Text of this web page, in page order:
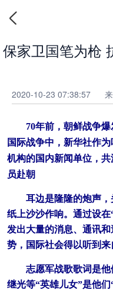
保家卫国笔为枪
2020-10-23 07:38:57
70年前，朝鲜战争爆
国际战争中，新华社作
机构的国内新闻单位，
员赴朝
耳边是隆隆的炮声，
纸上沙沙作响。通过设
发出大量的消息、通讯
势，国际社会得以听到
志愿军战歌歌词是他
继光等“英雄儿女”是他